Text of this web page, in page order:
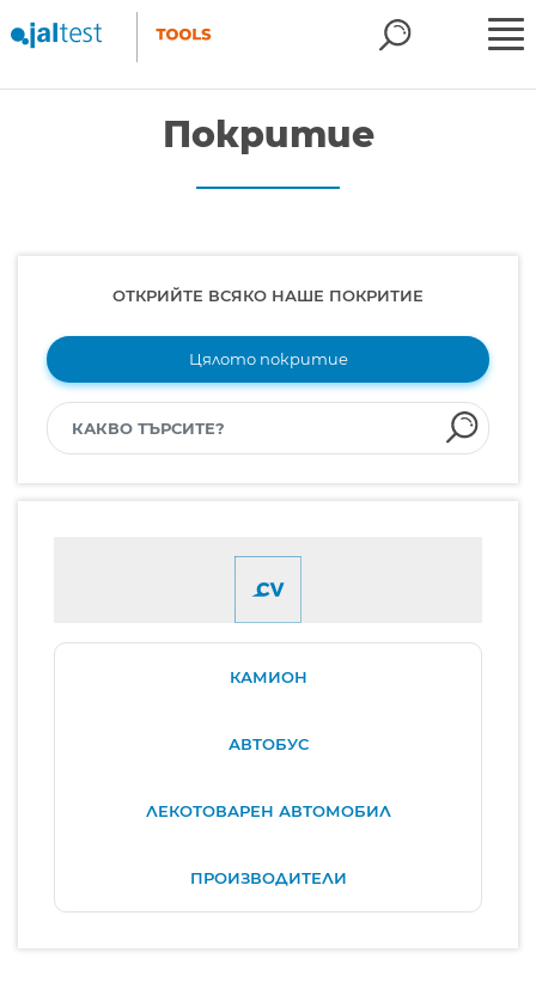
Покритие
ОТКРИЙТЕ ВСЯКО НАШЕ ПОКРИТИЕ
Цялото покритие
КАМИОН
АВТОБУС
ЛЕКОТОВАРЕН АВТОМОБИЛ
ПРОИЗВОДИТЕЛИ